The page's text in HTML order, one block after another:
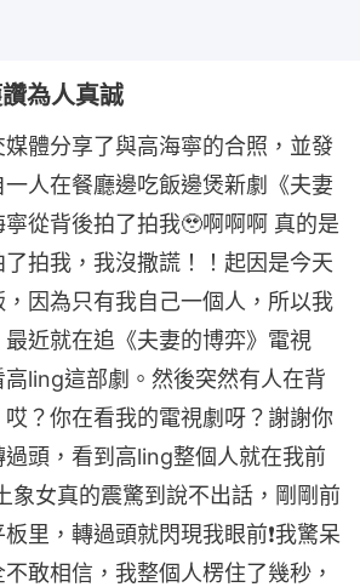
為人真誠
媒體分享了與高海寧的合照，並發
人在餐廳邊吃飯邊煲新劇《夫妻
從背後拍了拍我🥹啊啊啊 真的是
拍我，我沒撒謊！！起因是今天
因為只有我自己一個人，所以我
近就在追《夫妻的博弈》電視
ling這部劇。然後突然有人在背
？你在看我的電視劇呀？謝謝你
頭，看到高ling整個人就在我前
象女真的震驚到說不出話，剛剛前
里，轉過頭就閃現我眼前❗我驚呆
敢相信，我整個人楞住了幾秒，